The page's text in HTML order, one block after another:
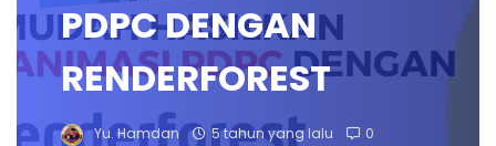
PDPC DENGAN
RENDERFOREST
Yu. Hamdan 5 tahun yang lalu 0